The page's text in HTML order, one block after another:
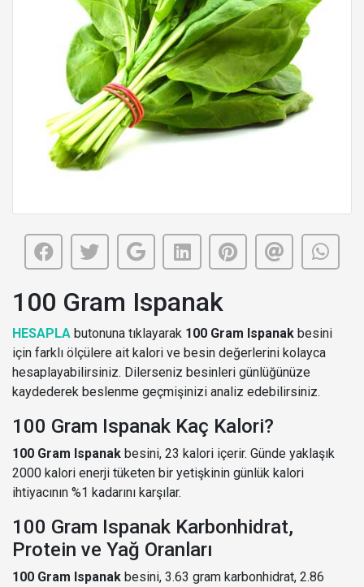
100 Gram Ispanak
HESAPLA butonuna tıklayarak 100 Gram Ispanak besini
için farklı ölçülere ait kalori ve besin değerlerini kolayca
hesaplayabilirsiniz. Dilerseniz besinleri günlüğünüze
kaydederek beslenme geçmişinizi analiz edebilirsiniz.
100 Gram Ispanak Kaç Kalori?
100 Gram Ispanak besini, 23 kalori içerir. Günde yaklaşık
2000 kalori enerji tüketen bir yetişkinin günlük kalori
ihtiyacının %1 kadarını karşılar.
100 Gram Ispanak Karbonhidrat,
Protein ve Yağ Oranları
100 Gram Ispanak besini, 3.63 gram karbonhidrat, 2.86